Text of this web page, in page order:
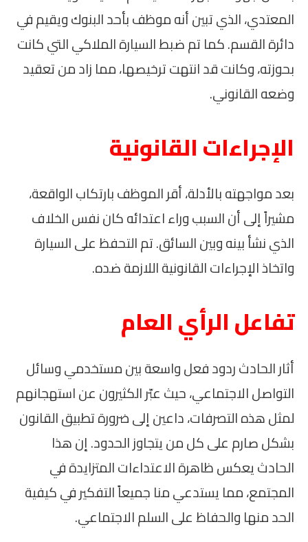
المعتدي، الذي تبين أنه موظف بأحد البنوك ويقيم في
دائرة القسم. كما تم ضبط السيارة الملاكي التي كانت
بحوزته، وكانت قد انتهت ترخيصها، مما زاد من تعقيد
وضعه القانوني.
الإجراءات القانونية
بعد مواجهته بالأدلة، أقر الموظف بارتكاب الواقعة،
مشيراً إلى أن السبب وراء اعتدائه كان نفس الخلاف
الذي نشأ بينه وبين السائق. تم التحفظ على السيارة
واتخاذ الإجراءات القانونية اللازمة ضده.
تفاعل الرأي العام
أثار الحادث ردود فعل واسعة بين مستخدمي وسائل
التواصل الاجتماعي، حيث عبّر الكثيرون عن استهجانهم
لمثل هذه التصرفات، داعين إلى ضرورة تطبيق القانون
بشكل صارم على كل من يتجاوز الحدود. إن هذا
الحادث يعكس ظاهرة الاعتداءات المتزايدة في
المجتمع، مما يستدعي منا جميعاً التفكير في كيفية
الحد منها والحفاظ على السلم الاجتماعي.